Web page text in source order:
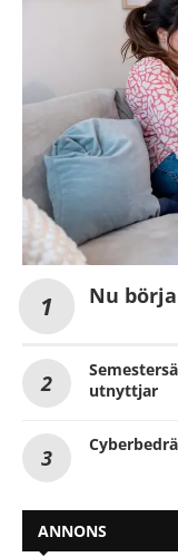
Nu
utnyttjar
ANNONS